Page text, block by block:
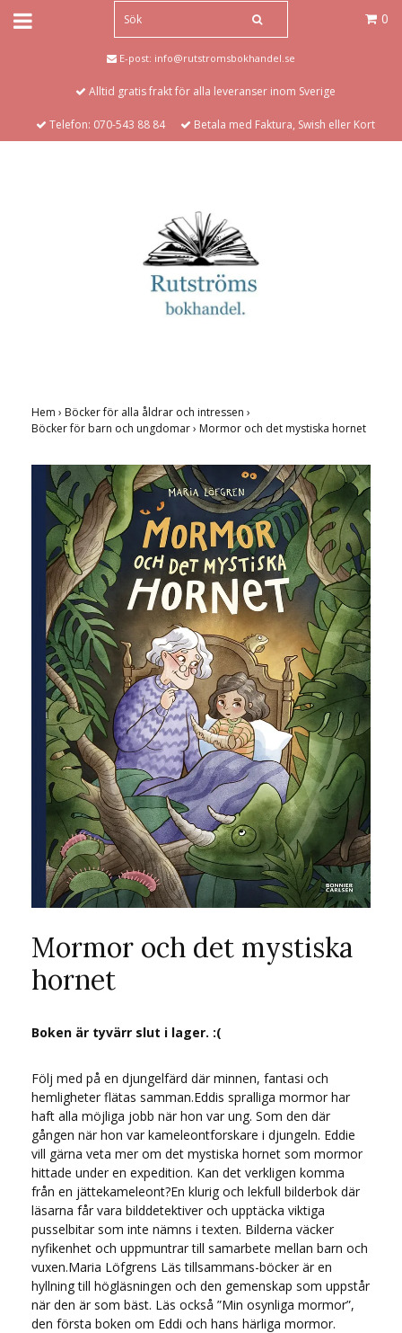
0
E-post: info@rutstromsbokhandel.se
Alltid gratis frakt för alla leveranser inom Sverige
Telefon: 070-543 88 84 Betala med Faktura, Swish eller Kort
Hem › Böcker för alla åldrar och intressen ›
Böcker för barn och ungdomar› Mormor och det mystiska hornet
Mormor och det mystiska
hornet
Boken är tyvärr slut i lager. :(
Följ med på en djungelfärd där minnen, fantasi och
hemligheter flätas samman.Eddis spralliga mormor har
haft alla möjliga jobb när hon var ung. Som den där
gången när hon var kameleontforskare i djungeln. Eddie
vill gärna veta mer om det mystiska hornet som mormor
hittade under en expedition. Kan det verkligen komma
från en jättekameleont?En klurig och lekfull bilderbok där
läsarna får vara bilddetektiver och upptäcka viktiga
pusselbitar som inte nämns i texten. Bilderna väcker
nyfikenhet och uppmuntrar till samarbete mellan barn och
vuxen.Maria Löfgrens Läs tillsammans-böcker är en
hyllning till högläsningen och den gemenskap som uppstår
när den är som bäst. Läs också ”Min osynliga mormor”,
den första boken om Eddi och hans härliga mormor.